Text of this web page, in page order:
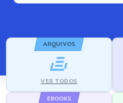
ARQUIVOS
VER TODOS
EBOOKS